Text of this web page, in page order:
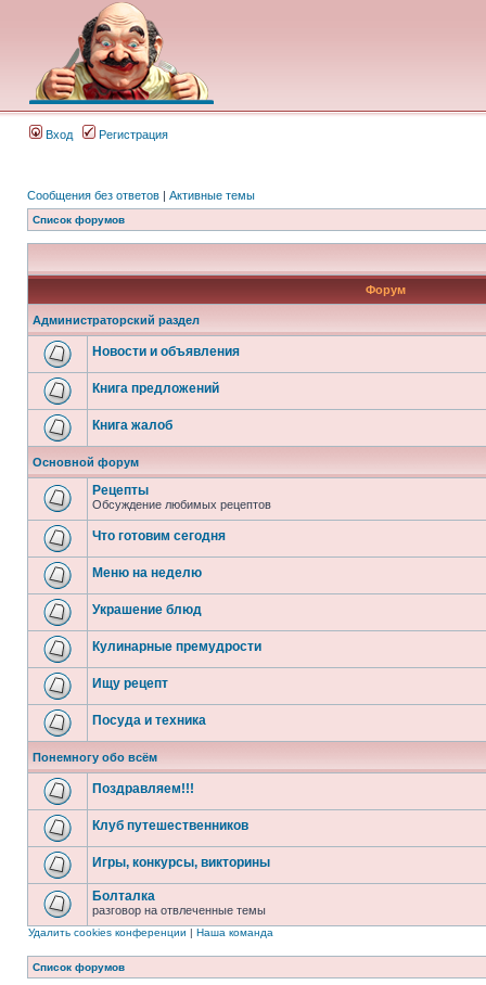
Вход Регистрация
Сообщения без ответов | Активные темы
Список форумов
Форум
Администраторский раздел
Новости и объявления
Книга предложений
Книга жалоб
Основной форум
Рецепты
Обсуждение любимых рецептов
Что готовим сегодня
Меню на неделю
Украшение блюд
Кулинарные премудрости
Ищу рецепт
Посуда и техника
Понемногу обо всём
Поздравляем!!!
Клуб путешественников
Игры, конкурсы, викторины
Болталка
разговор на отвлеченные темы
Удалить cookies конференции | Наша команда
Список форумов